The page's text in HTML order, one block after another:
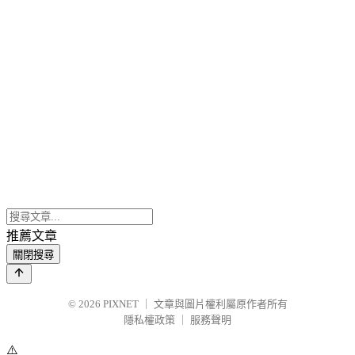
推薦文章
關閉搜尋
© 2026 PIXNET
文章與圖片權利屬原作者所有
隱私權政策
服務聲明
⚠️